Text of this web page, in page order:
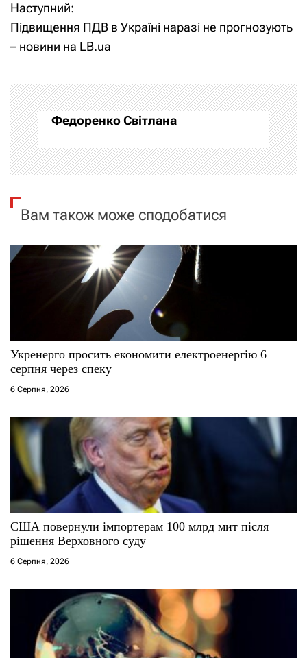
в
і
а
ц
і
а
с
і
в
Наступний:
Підвищення ПДВ в Україні наразі не прогнозують
– новини на LB.ua
Федоренко Світлана
Вам також може сподобатися
Укренерго просить економити електроенергію 6
серпня через спеку
6 Серпня, 2026
США повернули імпортерам 100 млрд мит після
рішення Верховного суду
6 Серпня, 2026